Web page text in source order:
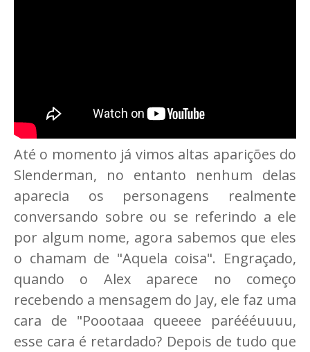
Até o momento já vimos altas aparições do
Slenderman, no entanto nenhum delas
aparecia os personagens realmente
conversando sobre ou se referindo a ele
por algum nome, agora sabemos que eles
o chamam de "Aquela coisa". Engraçado,
quando o Alex aparece no começo
recebendo a mensagem do Jay, ele faz uma
cara de "Poootaaa queeee paréééuuuu,
esse cara é retardado? Depois de tudo que